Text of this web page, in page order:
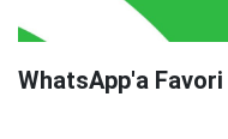
WhatsApp'a